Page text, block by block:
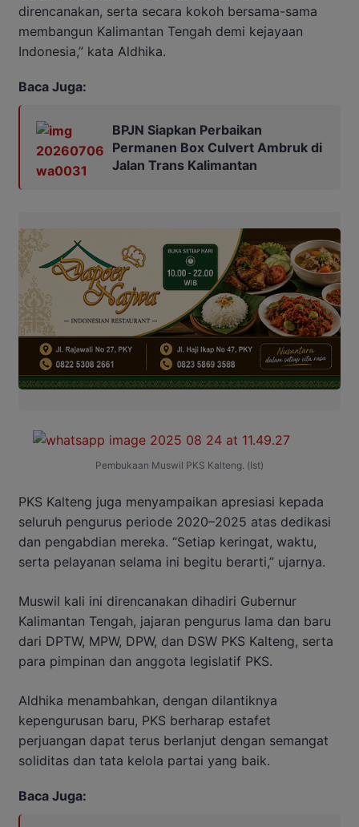
direncanakan, serta secara kokoh bersama-sama
membangun Kalimantan Tengah demi kejayaan
Indonesia,” kata Aldhika.
Baca Juga:
BPJN Siapkan Perbaikan
Permanen Box Culvert Ambruk di
Jalan Trans Kalimantan
Pembukaan Muswil PKS Kalteng. (Ist)
PKS Kalteng juga menyampaikan apresiasi kepada
seluruh pengurus periode 2020–2025 atas dedikasi
dan pengabdian mereka. “Setiap keringat, waktu,
serta pelayanan selama ini begitu berarti,” ujarnya.
Muswil kali ini direncanakan dihadiri Gubernur
Kalimantan Tengah, jajaran pengurus lama dan baru
dari DPTW, MPW, DPW, dan DSW PKS Kalteng, serta
para pimpinan dan anggota legislatif PKS.
Aldhika menambahkan, dengan dilantiknya
kepengurusan baru, PKS berharap estafet
perjuangan dapat terus berlanjut dengan semangat
soliditas dan tata kelola partai yang baik.
Baca Juga: